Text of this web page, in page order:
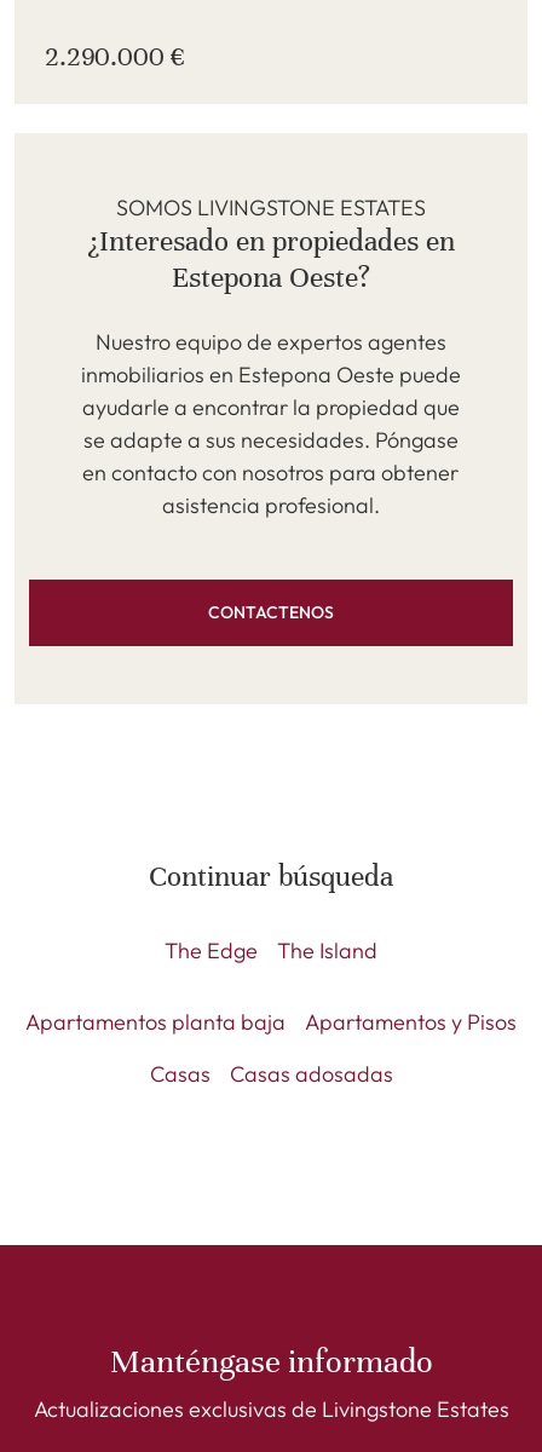
2.290.000 €
SOMOS LIVINGSTONE ESTATES
¿Interesado en propiedades en
Estepona Oeste?
Nuestro equipo de expertos agentes
inmobiliarios en Estepona Oeste puede
ayudarle a encontrar la propiedad que
se adapte a sus necesidades. Póngase
en contacto con nosotros para obtener
asistencia profesional.
CONTACTENOS
Continuar búsqueda
The Edge The Island
Apartamentos planta baja
Apartamentos y Pisos
Casas
Casas adosadas
Manténgase informado
Actualizaciones exclusivas de Livingstone Estates